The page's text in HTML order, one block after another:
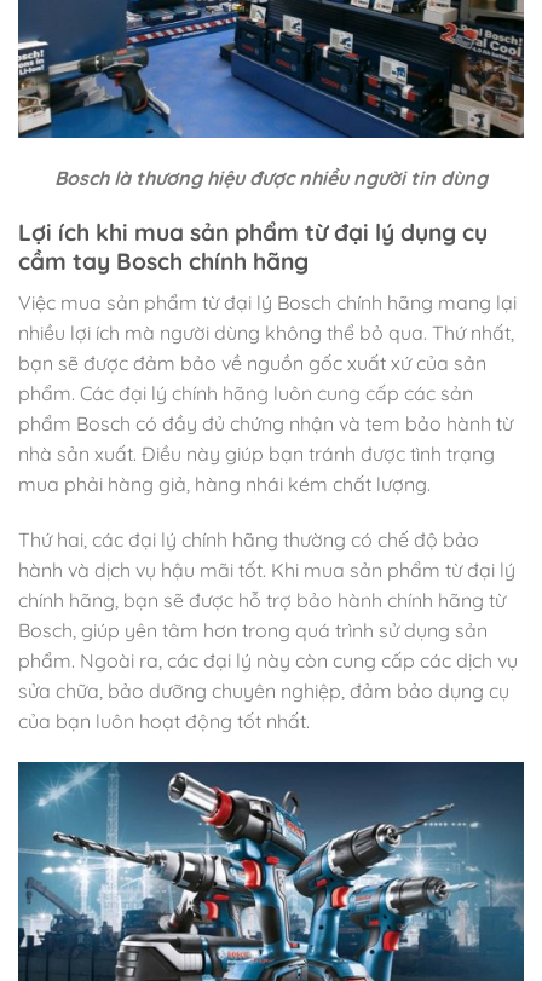
Bosch là thương hiệu được nhiều người tin dùng
Lợi ích khi mua sản phẩm từ đại lý dụng cụ
cầm tay Bosch chính hãng
Việc mua sản phẩm từ đại lý Bosch chính hãng mang lại
nhiều lợi ích mà người dùng không thể bỏ qua. Thứ nhất,
bạn sẽ được đảm bảo về nguồn gốc xuất xứ của sản
phẩm. Các đại lý chính hãng luôn cung cấp các sản
phẩm Bosch có đầy đủ chứng nhận và tem bảo hành từ
nhà sản xuất. Điều này giúp bạn tránh được tình trạng
mua phải hàng giả, hàng nhái kém chất lượng.
Thứ hai, các đại lý chính hãng thường có chế độ bảo
hành và dịch vụ hậu mãi tốt. Khi mua sản phẩm từ đại lý
chính hãng, bạn sẽ được hỗ trợ bảo hành chính hãng từ
Bosch, giúp yên tâm hơn trong quá trình sử dụng sản
phẩm. Ngoài ra, các đại lý này còn cung cấp các dịch vụ
sửa chữa, bảo dưỡng chuyên nghiệp, đảm bảo dụng cụ
của bạn luôn hoạt động tốt nhất.